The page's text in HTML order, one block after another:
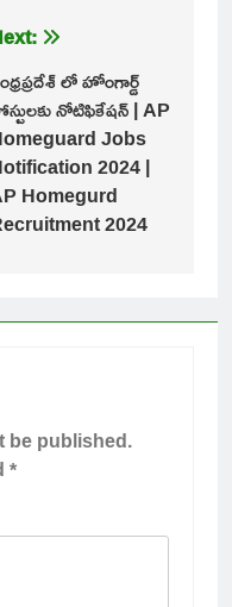
లో హోంగార్డ్
నోటిఫికేషన్ | AP
Jobs
2024 |
Homegurd
2024
be published.
*